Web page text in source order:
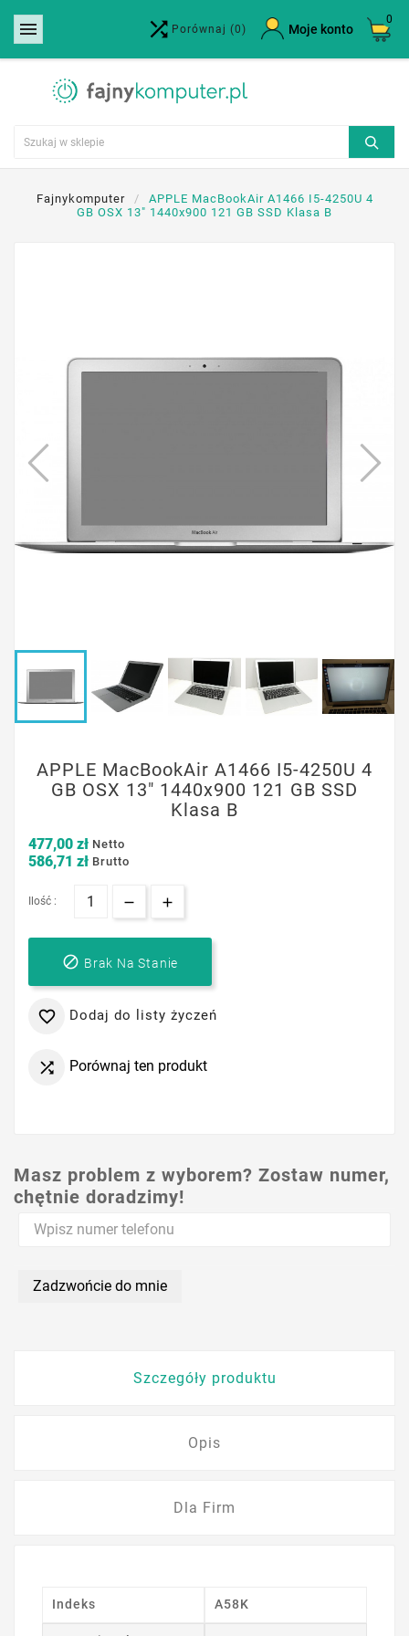
  Porównaj (0) Moje konto
0
Fajnykomputer
APPLE MacBookAir A1466 I5-4250U 4
GB OSX 13" 1440x900 121 GB SSD Klasa B
APPLE MacBookAir A1466 I5-4250U 4
GB OSX 13" 1440x900 121 GB SSD
Klasa B
477,00 zł Netto
586,71 zł Brutto
Ilość :
 Brak Na Stanie
 Dodaj do listy życzeń
 Porównaj ten produkt
Masz problem z wyborem? Zostaw numer,
chętnie doradzimy!
Zadzwońcie do mnie
Szczegóły produktu
Opis
Dla Firm
Indeks A58K
Utwórz listę życzeń ×
Nazwa listy życzeń
Anuluj Utwórz listę życzeń